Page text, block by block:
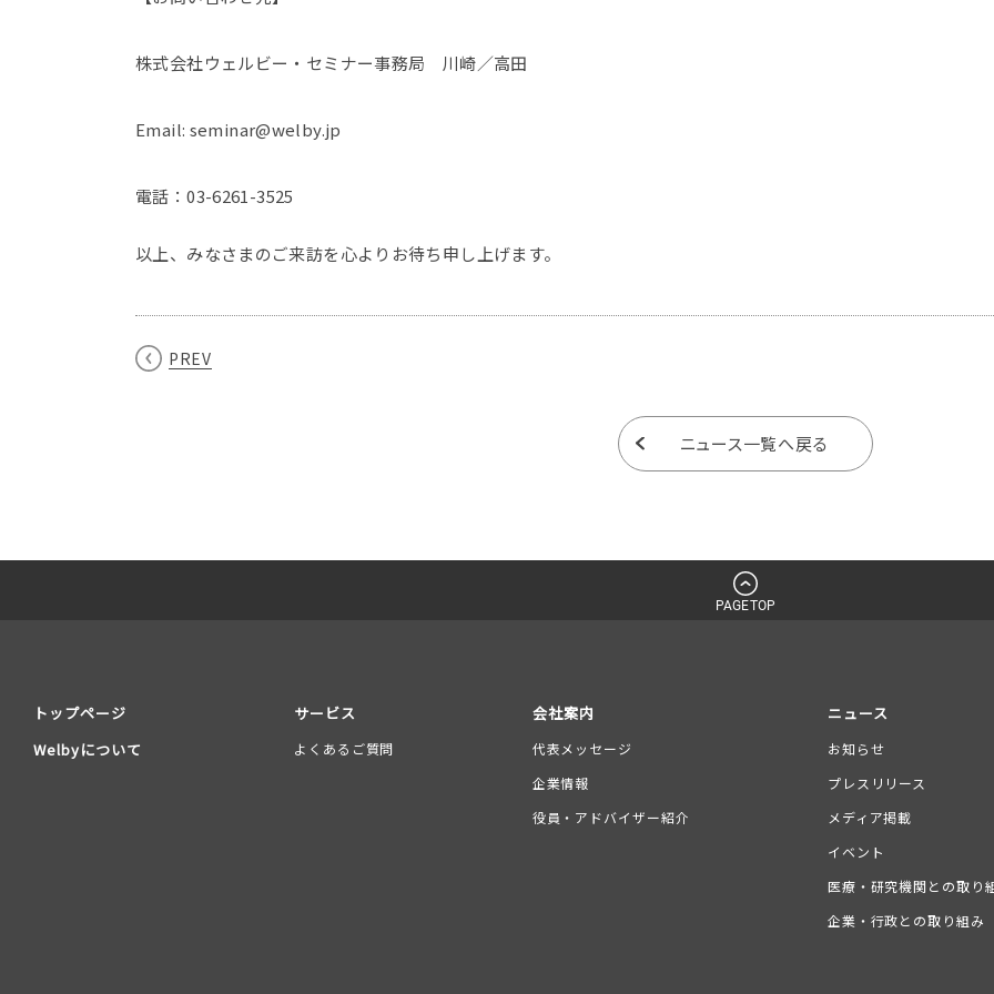
株式会社ウェルビー・セミナー事務局 川崎／高田
Email: seminar@welby.jp
電話：03-6261-3525
以上、みなさまのご来訪を心よりお待ち申し上げます。
PREV
ニュース一覧へ戻る
PAGETOP
トップページ
Welbyについて
サービス
よくあるご質問
会社案内
代表メッセージ
企業情報
役員・アドバイザー紹介
ニュース
お知らせ
プレスリリース
メディア掲載
イベント
医療・研究機関との取り
企業・行政との取り組み